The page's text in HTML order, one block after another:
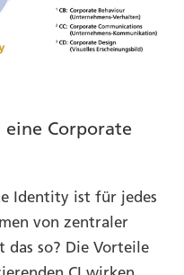
Corporate
Identity ist für jedes
von zentraler
das so? Die Vorteile